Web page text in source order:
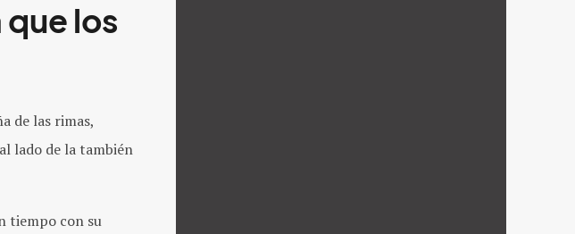
los
de las rimas,
lado de la también
tiempo con su